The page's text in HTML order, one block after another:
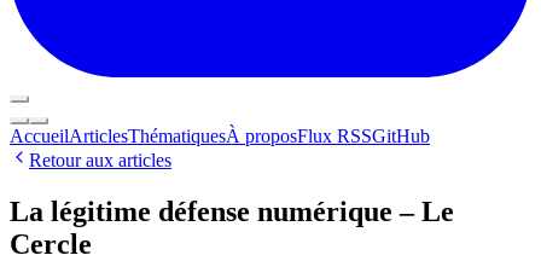
AccueilArticlesThématiquesÀ proposFlux RSSGitHub
Retour aux articles
La légitime défense numérique – Le
Cercle